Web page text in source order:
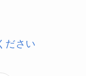
ださい